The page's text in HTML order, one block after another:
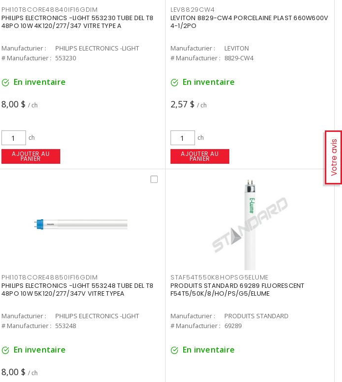
Votre avis
PHI10T8CORE48840IF16GDIM
PHILIPS ELECTRONICS -LIGHT 553230 TUBE DEL T8
48PO 10W 4K120/277/347 VITRE TYPE A
Manufacturier :
PHILIPS ELECTRONICS -LIGHT
# Manufacturier : 553230
En inventaire
8,00 $ / ch
ch
AJOUTER AU
PANIER
LEV8829CW4
LEVITON 8829-CW4 PORCELAINE PLAST 660W600V
4-1/2PO
Manufacturier :
LEVITON
# Manufacturier : 8829-CW4
En inventaire
2,57 $ / ch
ch
AJOUTER AU
PANIER
PHI10T8CORE48850IF16GDIM
PHILIPS ELECTRONICS -LIGHT 553248 TUBE DEL T8
48PO 10W 5K120/277/347V VITRE TYPEA
Manufacturier :
PHILIPS ELECTRONICS -LIGHT
# Manufacturier : 553248
En inventaire
8,00 $ / ch
STAF54T550K8HOPSG5ELUME
PRODUITS STANDARD 69289 FLUORESCENT
F54T5/50K/8/HO/PS/G5/ELUME
Manufacturier :
PRODUITS STANDARD
# Manufacturier : 69289
En inventaire